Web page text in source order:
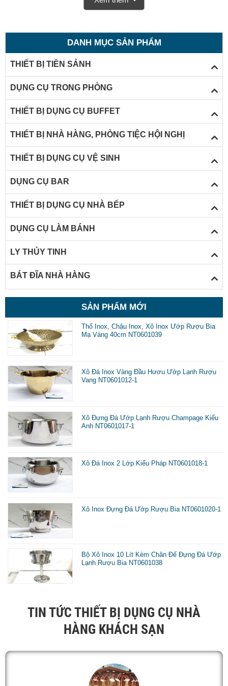
ướp các loại nước uống đóng chai và lon. Sản phẩm được
đình chọn và sử dụng.
Xô ướp rượu inox
- Được thiết kế độc đáo, sang trọng và hiện đại sản phẩm
đem đến sự hài lòng cho người dùng.
- Xô ướp rượu giúp cho các loại thức uống luôn được lạnh theo
ý muốn trong suốt bữa tiệc, giúp cho việc thưởng thức thêm phần
trọn vẹn.
- Xô đựng đá được sử dụng rộng rãi trong các nhà hàng,
quán bar, các trung tâm hội nghị tiệc cưới
- Sản phẩm nhỏ gọn, có tính tiện dụng cao
- Nâng cao tính thẩm mỹ và độ chuyên nghiệp cho nhà
hàng khách sạn
- Inox sáng bóng dễ dàng vệ sinh lau chùi
DANH MỤC SẢN PHẨM
THIẾT BỊ TIỀN SẢNH
DỤNG CỤ TRONG PHÒNG
THIẾT BỊ DỤNG CỤ BUFFET
THIẾT BỊ NHÀ HÀNG, PHÒNG TIỆC HỘI NGHỊ
THIẾT BỊ DỤNG CỤ VỆ SINH
DỤNG CỤ BAR
THIẾT BỊ DỤNG CỤ NHÀ BẾP
DỤNG CỤ LÀM BÁNH
LY THỦY TINH
BÁT ĐĨA NHÀ HÀNG
SẢN PHẨM MỚI
Thố Inox, Chậu Inox, Xô Inox Ướp Rượu Bia
Mạ Vàng 40cm NT0601039
Xô Đá Inox Vàng Đầu Hươu Ướp Lạnh Rượu
Vang NT0601012-1
Xô Đựng Đá Ướp Lạnh Rượu Champage Kiểu
Anh NT0601017-1
Xô Đá Inox 2 Lớp Kiểu Pháp NT0601018-1
Xô Inox Đựng Đá Ướp Rượu Bia NT0601020-1
Bộ Xô Inox 10 Lít Kèm Chân Đế Đựng Đá Ướp
Lạnh Rượu Bia NT0601038
TIN TỨC THIẾT BỊ DỤNG CỤ NHÀ
HÀNG KHÁCH SẠN